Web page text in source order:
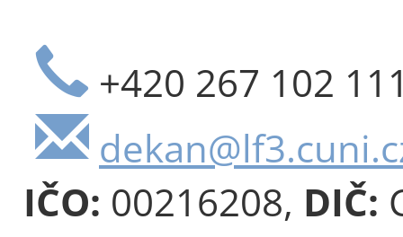
+420 267 102
IČO: 00216208, DIČ: